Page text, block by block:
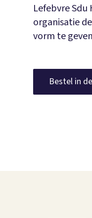
Lefebvre
organisatie
vorm te
Bestel in